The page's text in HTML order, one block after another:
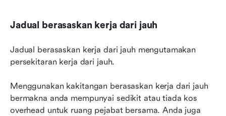
Jadual berasaskan kerja dari jauh
Jadual berasaskan kerja dari jauh mengutamakan
persekitaran kerja dari jauh.
Menggunakan kakitangan berasaskan kerja dari jauh
bermakna anda mempunyai sedikit atau tiada kos
overhead untuk ruang pejabat bersama. Anda juga